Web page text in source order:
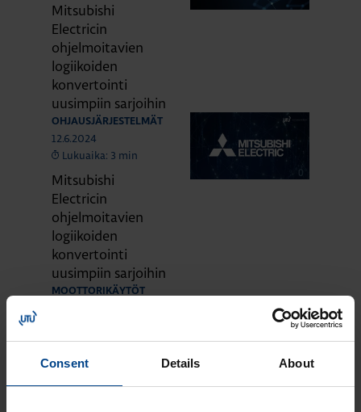
Consent Details About
Mitsubishi
Electricin
ohjelmoitavien
logiikoiden
konvertointi
uusimpiin sarjoihin
OHJAUSJÄRJESTELMÄT
12.6.2024
Lukuaika: 3 min
Mitsubishi
Electricin
ohjelmoitavien
logiikoiden
konvertointi
uusimpiin sarjoihin
MOOTTORIKÄYTÖT
Lukuaika: 1 min
Tutustu ja ota
käyttöön: